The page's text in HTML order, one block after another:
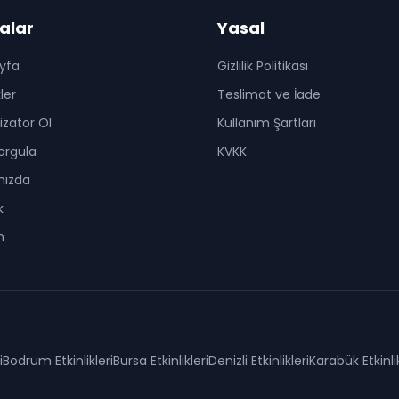
Ol
Yasal
Gizlilik Politikası
Teslimat ve İade
Kullanım Şartları
KVKK
Bodrum EtkinlikleriBursa EtkinlikleriDenizli EtkinlikleriKarabük